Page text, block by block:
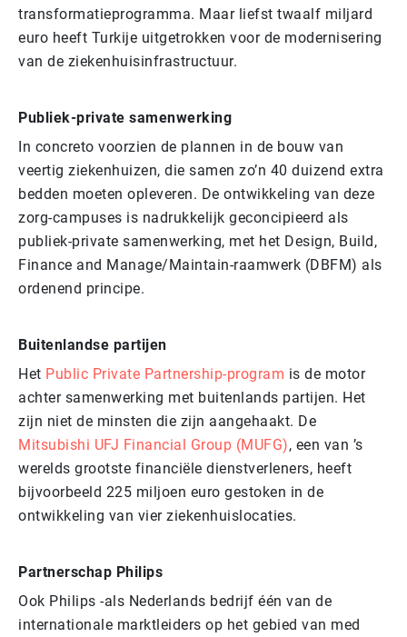
transformatieprogramma. Maar liefst twaalf miljard
euro heeft Turkije uitgetrokken voor de modernisering
van de ziekenhuisinfrastructuur.
Publiek-private samenwerking
In concreto voorzien de plannen in de bouw van
veertig ziekenhuizen, die samen zo’n 40 duizend extra
bedden moeten opleveren. De ontwikkeling van deze
zorg-campuses is nadrukkelijk geconcipieerd als
publiek-private samenwerking, met het Design, Build,
Finance and Manage/Maintain-raamwerk (DBFM) als
ordenend principe.
Buitenlandse partijen
Het Public Private Partnership-program is de motor
achter samenwerking met buitenlands partijen. Het
zijn niet de minsten die zijn aangehaakt. De
Mitsubishi UFJ Financial Group (MUFG), een van ’s
werelds grootste financiële dienstverleners, heeft
bijvoorbeeld 225 miljoen euro gestoken in de
ontwikkeling van vier ziekenhuislocaties.
Partnerschap Philips
Ook Philips -als Nederlands bedrijf één van de
internationale marktleiders op het gebied van med